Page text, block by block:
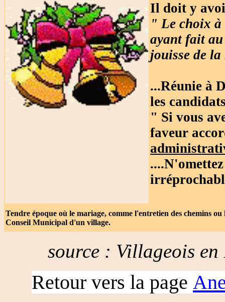
Il doit y
" Le choix
ayant fait
jouisse de
...Réunie à
les
" Si vous
faveur
Tendre époque où le mariage, comme l'entretien des chemins
Conseil Municipal d'un village.
source : Villageois en
Retour vers la page